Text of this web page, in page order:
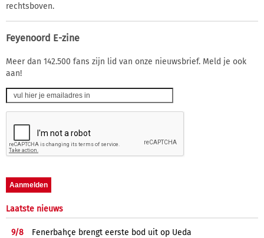
rechtsboven.
Feyenoord E-zine
Meer dan 142.500 fans zijn lid van onze nieuwsbrief. Meld je ook
aan!
Laatste nieuws
9/8
Fenerbahçe brengt eerste bod uit op Ueda